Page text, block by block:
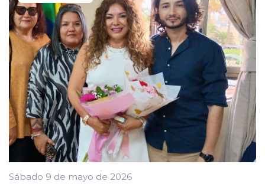
Sábado 9 de mayo de 2026